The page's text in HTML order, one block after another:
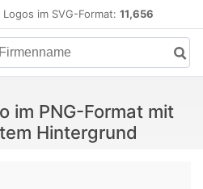
im SVG-Format: 11,656
im PNG-Format mit
Hintergrund